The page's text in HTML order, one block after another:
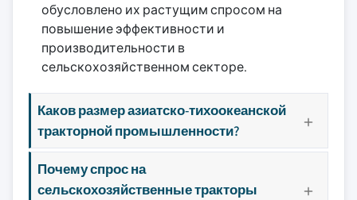
обусловлено их растущим спросом на
повышение эффективности и
производительности в
сельскохозяйственном секторе.
Каков размер азиатско-тихоокеанской
тракторной промышленности?
Почему спрос на
сельскохозяйственные тракторы